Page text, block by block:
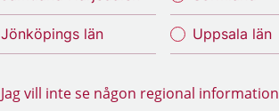
Jönköpings län Uppsala län
Jag vill inte se någon regional information